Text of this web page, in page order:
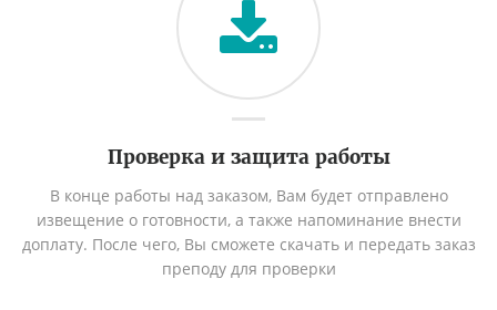
Проверка и защита работы
В конце работы над заказом, Вам будет отправлено
извещение о готовности, а также напоминание внести
доплату. После чего, Вы сможете скачать и передать заказ
преподу для проверки